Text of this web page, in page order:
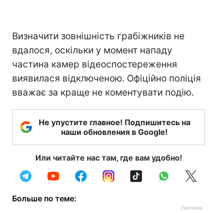
Визначити зовнішність грабіжників не
вдалося, оскільки у момент нападу
частина камер відеоспостереження
виявилася відключеною. Офіційно поліція
вважає за краще не коментувати подію.
Не упустите главное! Подпишитесь на
наши обновления в Google!
Или читайте нас там, где вам удобно!
Больше по теме: